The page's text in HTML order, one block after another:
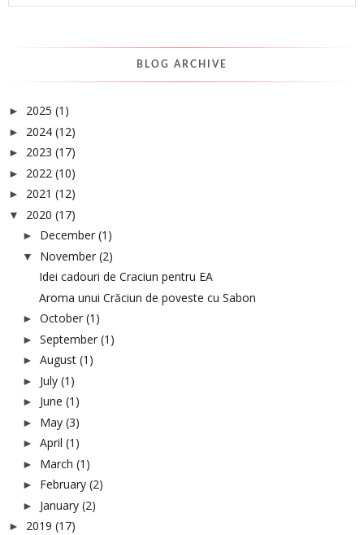
BLOG ARCHIVE
► 2025 (1)
► 2024 (12)
► 2023 (17)
► 2022 (10)
► 2021 (12)
▼ 2020 (17)
► December (1)
▼ November (2)
Idei cadouri de Craciun pentru EA
Aroma unui Crăciun de poveste cu Sabon
► October (1)
► September (1)
► August (1)
► July (1)
► June (1)
► May (3)
► April (1)
► March (1)
► February (2)
► January (2)
► 2019 (17)